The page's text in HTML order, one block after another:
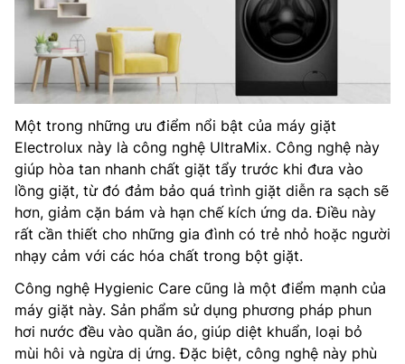
Một trong những ưu điểm nổi bật của máy giặt
Electrolux này là công nghệ UltraMix. Công nghệ này
giúp hòa tan nhanh chất giặt tẩy trước khi đưa vào
lồng giặt, từ đó đảm bảo quá trình giặt diễn ra sạch sẽ
hơn, giảm cặn bám và hạn chế kích ứng da. Điều này
rất cần thiết cho những gia đình có trẻ nhỏ hoặc người
nhạy cảm với các hóa chất trong bột giặt.
Công nghệ Hygienic Care cũng là một điểm mạnh của
máy giặt này. Sản phẩm sử dụng phương pháp phun
hơi nước đều vào quần áo, giúp diệt khuẩn, loại bỏ
mùi hôi và ngừa dị ứng. Đặc biệt, công nghệ này phù